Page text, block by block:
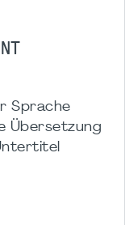
Sprache
Übersetzung